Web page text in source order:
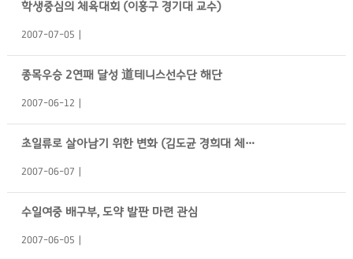
학생중심의 체육대회 (이홍구 경기대 교수)
2007-07-05
종목우승 2연패 달성 道테니스선수단 해단
2007-06-12
초일류로 살아남기 위한 변화 (김도균 경희대 체육 대학원 교수)
2007-06-07
수일여중 배구부, 도약 발판 마련 관심
2007-06-05